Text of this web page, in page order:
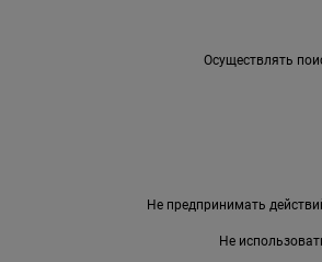
Осуществлять
Не предпринимать
Не